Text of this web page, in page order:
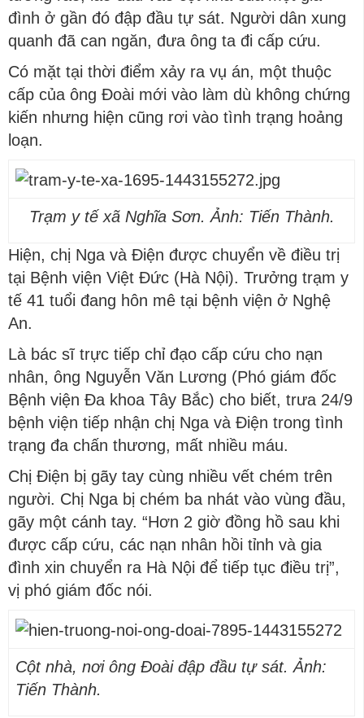
đình ở gần đó đập đầu tự sát. Người dân xung
quanh đã can ngăn, đưa ông ta đi cấp cứu.
Có mặt tại thời điểm xảy ra vụ án, một thuộc
cấp của ông Đoài mới vào làm dù không chứng
kiến nhưng hiện cũng rơi vào tình trạng hoảng
loạn.
Trạm y tế xã Nghĩa Sơn. Ảnh: Tiến Thành.
Hiện, chị Nga và Điện được chuyển về điều trị
tại Bệnh viện Việt Đức (Hà Nội). Trưởng trạm y
tế 41 tuổi đang hôn mê tại bệnh viện ở Nghệ
An.
Là bác sĩ trực tiếp chỉ đạo cấp cứu cho nạn
nhân, ông Nguyễn Văn Lương (Phó giám đốc
Bệnh viện Đa khoa Tây Bắc) cho biết, trưa 24/9
bệnh viện tiếp nhận chị Nga và Điện trong tình
trạng đa chấn thương, mất nhiều máu.
Chị Điện bị gãy tay cùng nhiều vết chém trên
người. Chị Nga bị chém ba nhát vào vùng đầu,
gãy một cánh tay. “Hơn 2 giờ đồng hồ sau khi
được cấp cứu, các nạn nhân hồi tỉnh và gia
đình xin chuyển ra Hà Nội để tiếp tục điều trị”,
vị phó giám đốc nói.
Cột nhà, nơi ông Đoài đập đầu tự sát. Ảnh:
Tiến Thành.